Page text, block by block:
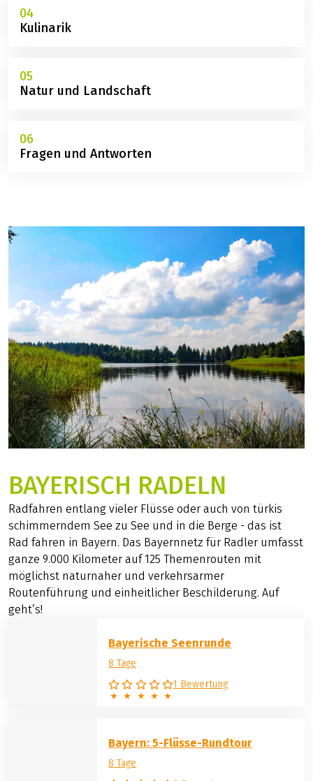
04
Kulinarik
05
Natur und Landschaft
06
Fragen und Antworten
BAYERISCH RADELN
Radfahren entlang vieler Flüsse oder auch von türkis
schimmerndem See zu See und in die Berge - das ist
Rad fahren in Bayern. Das Bayernnetz für Radler umfasst
ganze 9.000 Kilometer auf 125 Themenrouten mit
möglichst naturnaher und verkehrsarmer
Routenführung und einheitlicher Beschilderung. Auf
geht’s!
Bayerische Seenrunde
8 Tage
1 Bewertung
Bayern: 5-Flüsse-Rundtour
8 Tage